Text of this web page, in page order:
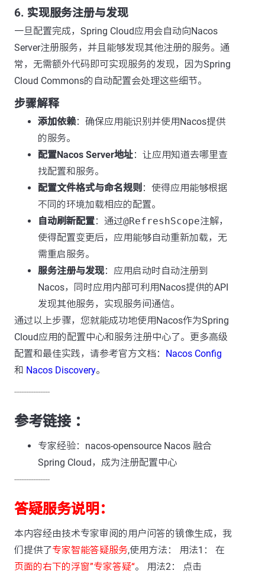
6. 实现服务注册与发现
一旦配置完成，Spring Cloud应用会自动向Nacos
Server注册服务，并且能够发现其他注册的服务。通
常，无需额外代码即可实现服务的发现，因为Spring
Cloud Commons的自动配置会处理这些细节。
步骤解释
添加依赖：确保应用能识别并使用Nacos提供
的服务。
配置Nacos Server地址：让应用知道去哪里查
找配置和服务。
配置文件格式与命名规则 ：使得应用能够根据
不同的环境加载相应的配置。
自动刷新配置：通过@RefreshScope注解，
使得配置变更后，应用能够自动重新加载，无
需重启服务。
服务注册与发现：应用启动时自动注册到
Nacos，同时应用内部可利用Nacos提供的API
发现其他服务，实现服务间通信。
通过以上步骤，您就能成功地使用Nacos作为Spring
Cloud应用的配置中心和服务注册中心了。更多高级
配置和最佳实践，请参考官方文档： Nacos Config
和 Nacos Discovery。
---------------
参考链接 ：
专家经验：nacos-opensource Nacos 融合
Spring Cloud，成为注册配置中心
---------------
答疑服务说明：
本内容经由技术专家审阅的用户问答的镜像生成，我
们提供了专家智能答疑服务,使用方法： 用法1： 在
页面的右下的浮窗”专家答疑“。 用法2： 点击